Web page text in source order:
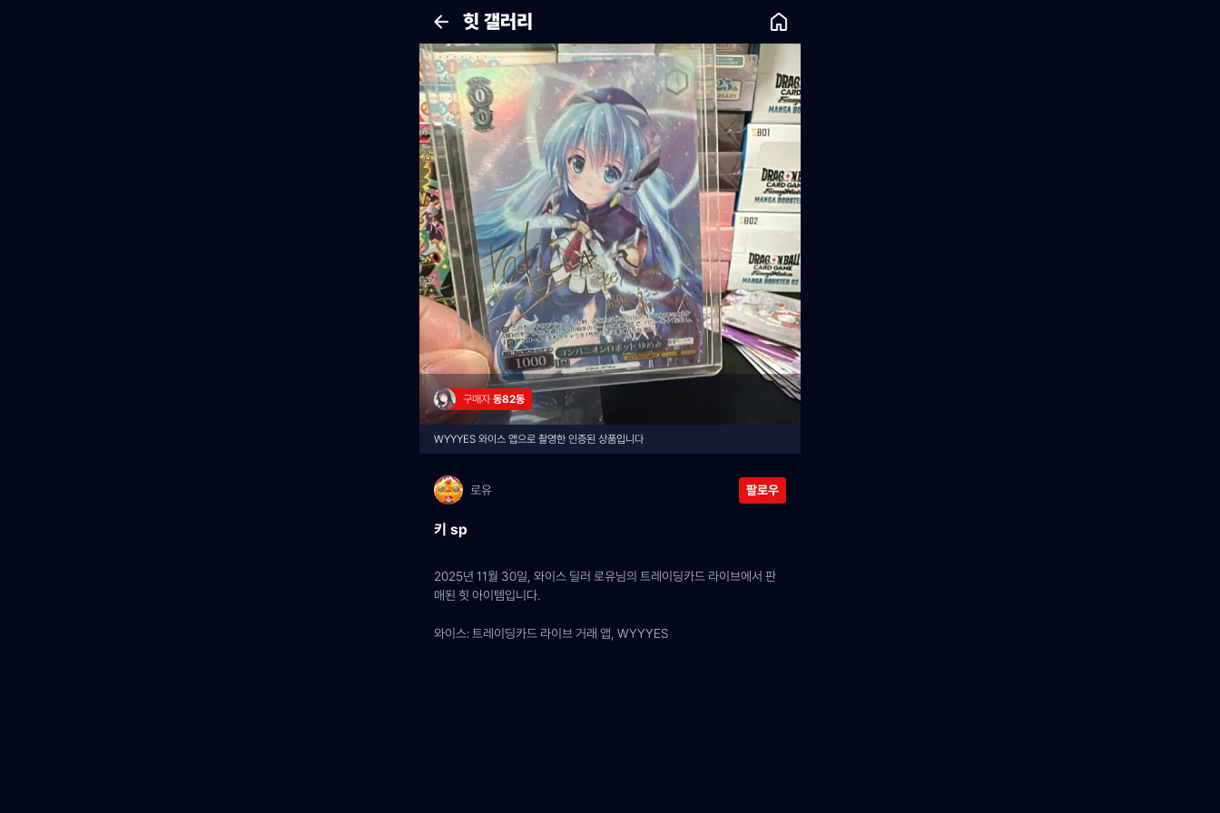
힛 갤러리
구매자 동82동
WYYYES 와이스 앱으로 촬영한 인증된 상품입니다
로유 팔로우
키 sp
2025년 11월 30일, 와이스 딜러 로유님의 트레이딩카드 라이브에서 판
매된 힛 아이템입니다.
와이스: 트레이딩카드 라이브 거래 앱, WYYYES